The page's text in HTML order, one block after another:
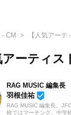
CM 【人気アー
アーティ
RAG MUSIC 編集長
羽根佳祐 beenhere
RAG MUSIC 編集長。
校ではマーチング、中学